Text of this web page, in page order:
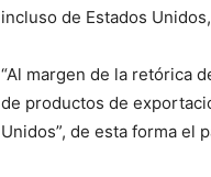
incluso de Estados
“Al margen de la retórica
de productos de
Unidos”, de esta forma el